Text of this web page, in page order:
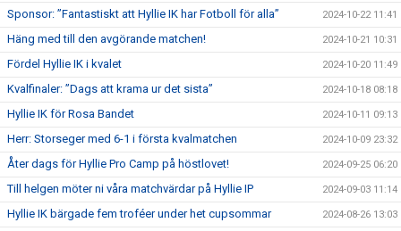
Sponsor: ”Fantastiskt att Hyllie IK har Fotboll för alla” 2024-10-22 11:41
Häng med till den avgörande matchen! 2024-10-21 10:31
Fördel Hyllie IK i kvalet 2024-10-20 11:49
Kvalfinaler: ”Dags att krama ur det sista” 2024-10-18 08:18
Hyllie IK för Rosa Bandet 2024-10-11 09:13
Herr: Storseger med 6-1 i första kvalmatchen 2024-10-09 23:32
Åter dags för Hyllie Pro Camp på höstlovet! 2024-09-25 06:20
Till helgen möter ni våra matchvärdar på Hyllie IP 2024-09-03 11:14
Hyllie IK bärgade fem troféer under het cupsommar 2024-08-26 13:03